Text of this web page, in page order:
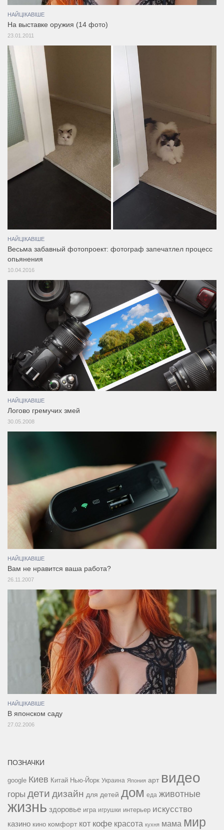
НАЙЦІКАВІШЕ
На выставке оружия (14 фото)
23.01.2011
НАЙЦІКАВІШЕ
Весьма забавный фотопроект: фотограф запечатлел процесс
опьянения
10.04.2016
НАЙЦІКАВІШЕ
Логово гремучих змей
30.05.2008
НАЙЦІКАВІШЕ
Вам не нравится ваша работа?
26.11.2007
НАЙЦІКАВІШЕ
В японском саду
27.02.2006
ПОЗНАЧКИ
google Киев Китай Нью-Йорк Украина Япония арт видео
горы дети дизайн для детей дом еда животные
жизнь здоровье игра игрушки интерьер искусство
казино кино комфорт кот кофе красота кухня мама мир